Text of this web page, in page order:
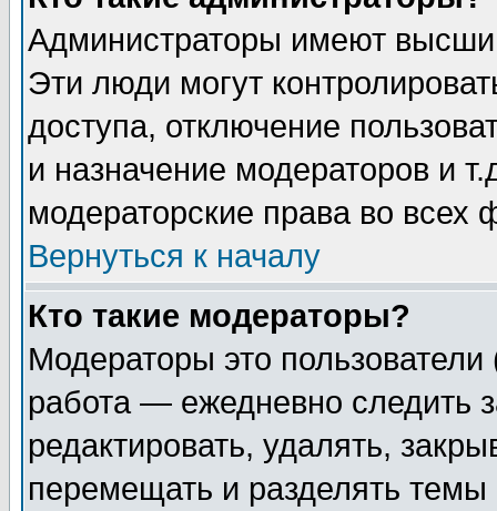
Администраторы имеют
Эти люди могут
доступа, отключение
и назначение модераторов и
модераторские права во всех
Вернуться к началу
Кто такие модераторы?
Модераторы это
работа — ежедневно следить
редактировать, удалять,
перемещать и разделять